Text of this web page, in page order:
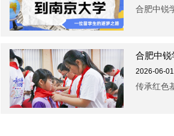
2026-06-01